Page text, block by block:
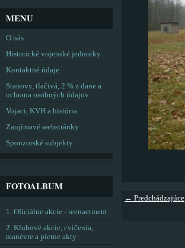
← Predchádzajúce
MENU
O nás
Historické vojenské jednotky
Kontaktné údaje
Stanovy, tlačivá, 2 % z dane a
ochrana osobných údajov
Vojaci, KVH a história
Zaujímavé webstránky
Sponzorské subjekty
FOTOALBUM
1. Oficiálne akcie - reenactment
2. Klubové akcie, cvičenia,
manévre a pietne akty